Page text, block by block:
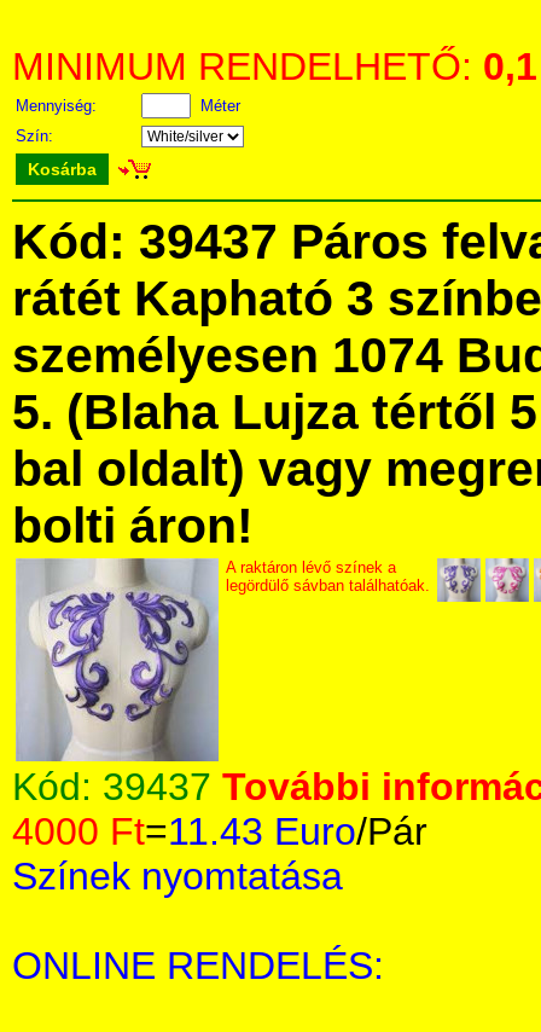
MINIMUM RENDELHETŐ: 0,1
Mennyiség:
Méter
Szín:
Kosárba
Kód: 39437 Páros
rátét Kapható 3
személyesen 1074
5. (Blaha Lujza tértől
bal oldalt) vagy
bolti áron!
A raktáron lévő színek a
legördülő sávban találhatóak.
Kód: 39437 További
4000 Ft=11.43 Euro/Pár
Színek nyomtatása
ONLINE RENDELÉS: